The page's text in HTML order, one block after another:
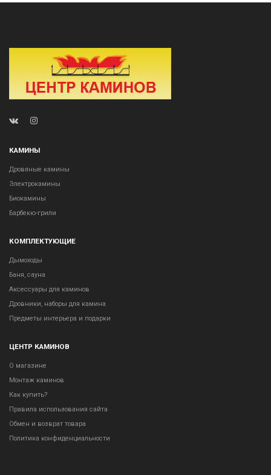
КАМИНЫ
Дровяные камины
Электрокамины
Биокамины
Барбекю-грили
КОМПЛЕКТУЮЩИЕ
Дымоходы
Баня, сауна
Аксессуары для каминов
Дровники, наборы для камина
Предметы интерьера и подарки
ЦЕНТР КАМИНОВ
О магазине
Монтаж каминов
Как купить?
Правила использования сайта
Обмен и возврат товара
Политика конфиденциальности